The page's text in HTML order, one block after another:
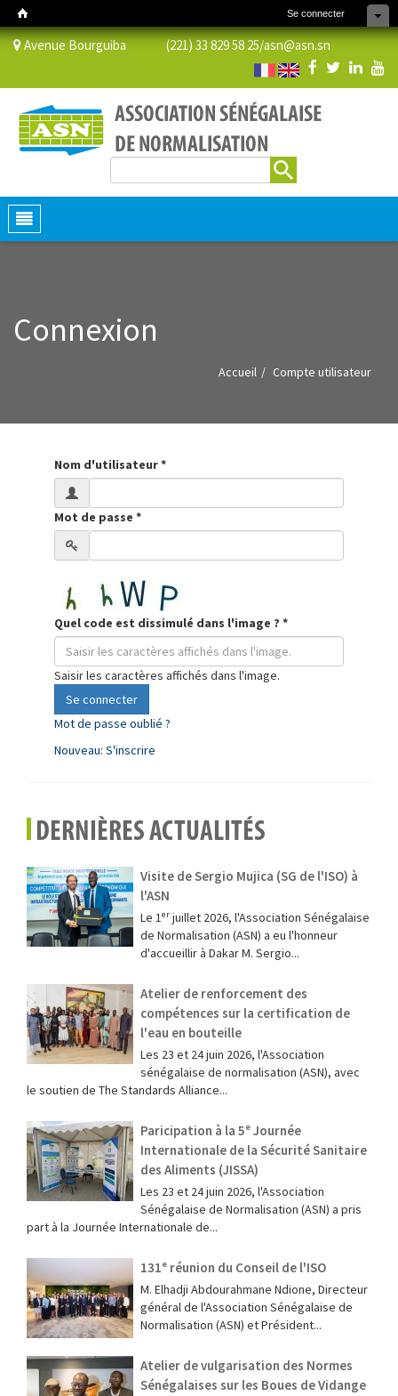
Se connecter
Avenue Bourguiba (221) 33 829 58 25/asn@asn.sn
Formulaire de recherche
Toggle
navigation
Connexion
Accueil Compte utilisateur
Nom d'utilisateur*
Mot de passe *
Quel code est dissimulé dans l'image ? *
Saisir les caractères affichés dans l'image.
Se connecter
Mot de passe oublié ?
Nouveau: S'inscrire
DERNIÈRES ACTUALITÉS
Visite de Sergio Mujica (SG de l'ISO) à
l'ASN
Le 1ᵉʳ juillet 2026, l'Association Sénégalaise
de Normalisation (ASN) a eu l'honneur
d'accueillir à Dakar M. Sergio...
Atelier de renforcement des
compétences sur la certification de
l'eau en bouteille
Les 23 et 24 juin 2026, l'Association
sénégalaise de normalisation (ASN), avec
le soutien de The Standards Alliance...
Paricipation à la 5ᵉ Journée
Internationale de la Sécurité Sanitaire
des Aliments (JISSA)
‎Les 23 et 24 juin 2026, l'Association
Sénégalaise de Normalisation (ASN) a pris
part à la Journée Internationale de...
131ᵉ réunion du Conseil de l'ISO
M. Elhadji Abdourahmane Ndione, Directeur
général de l'Association Sénégalaise de
Normalisation (ASN) et Président...
Atelier de vulgarisation des Normes
Sénégalaises sur les Boues de Vidange